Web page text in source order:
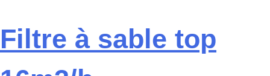
Filtre à sable top